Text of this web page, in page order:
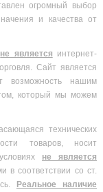
огромный выбор
и качества от
не является интернет-
Сайт является
возможность нашим
который мы можем
технических
товаров, носит
не является
в соответствии со ст.
Реальное наличие